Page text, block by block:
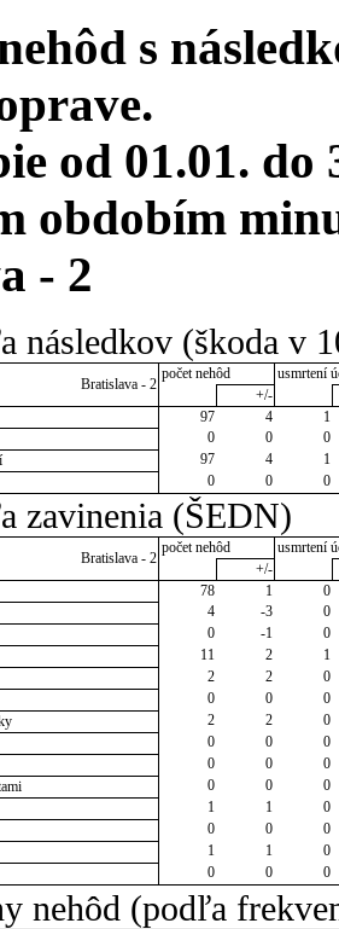
s
od 01.01. do
obdobím
- 2
následkov (škoda v
Bratislava - 2
počet nehôd
usmrtení
+/-
97 4
1
0 0
0
97 4
1
0 0 0
zavinenia (ŠEDN)
Bratislava - 2
počet nehôd
usmrtení
+/-
78 1
0
4 -3
0
0 -1
0
11 2
1
2 2
0
0 0
0
2 2
0
0 0
0
0 0
0
0 0
0
1 1
0
0 0
0
1 1
0
0 0 0
nehôd (podľa